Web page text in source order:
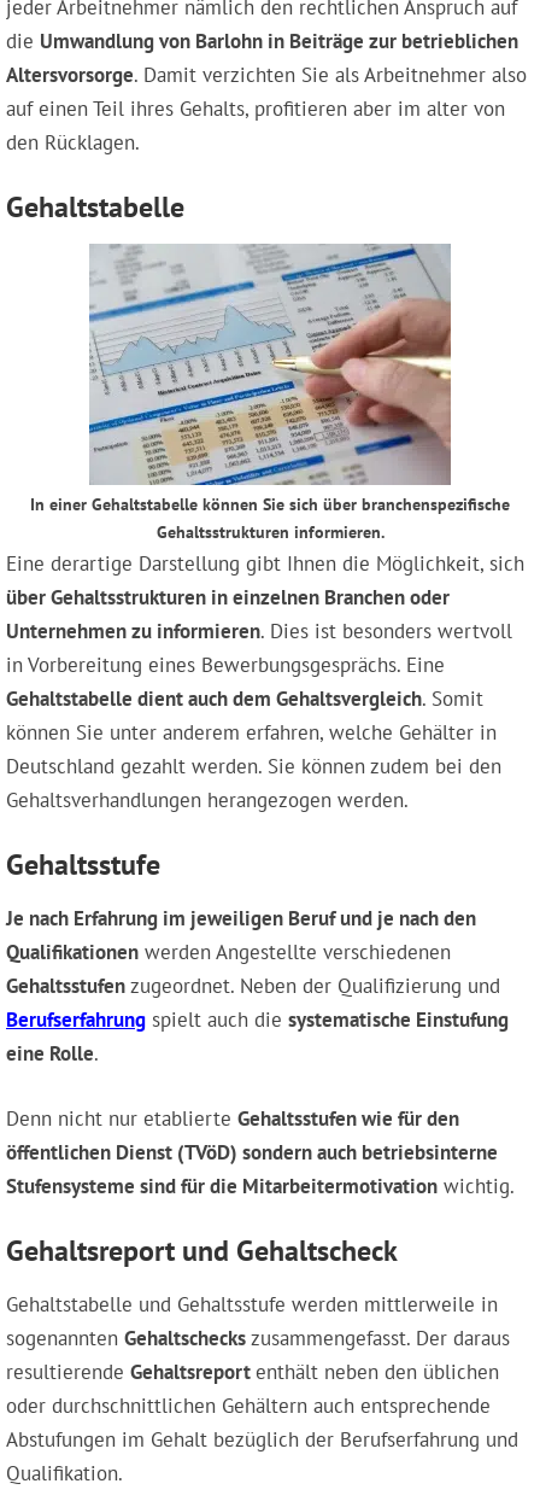
jeder Arbeitnehmer nämlich den rechtlichen Anspruch auf
die Umwandlung von Barlohn in Beiträge zur betrieblichen
Altersvorsorge. Damit verzichten Sie als Arbeitnehmer also
auf einen Teil ihres Gehalts, profitieren aber im alter von
den Rücklagen.
Gehaltstabelle
In einer Gehaltstabelle können Sie sich über branchenspezifische
Gehaltsstrukturen informieren.
Eine derartige Darstellung gibt Ihnen die Möglichkeit, sich
über Gehaltsstrukturen in einzelnen Branchen oder
Unternehmen zu informieren. Dies ist besonders wertvoll
in Vorbereitung eines Bewerbungsgesprächs. Eine
Gehaltstabelle dient auch dem Gehaltsvergleich. Somit
können Sie unter anderem erfahren, welche Gehälter in
Deutschland gezahlt werden. Sie können zudem bei den
Gehaltsverhandlungen herangezogen werden.
Gehaltsstufe
Je nach Erfahrung im jeweiligen Beruf und je nach den
Qualifikationen werden Angestellte verschiedenen
Gehaltsstufenzugeordnet. Neben der Qualifizierung und
Berufserfahrung spielt auch die systematische Einstufung
eine Rolle.
Denn nicht nur etablierte Gehaltsstufen wie für den
öffentlichen Dienst (TVöD) sondern auch betriebsinterne
Stufensysteme sind für die Mitarbeitermotivation wichtig.
Gehaltsreport und Gehaltscheck
Gehaltstabelle und Gehaltsstufe werden mittlerweile in
sogenannten Gehaltscheckszusammengefasst. Der daraus
resultierende Gehaltsreportenthält neben den üblichen
oder durchschnittlichen Gehältern auch entsprechende
Abstufungen im Gehalt bezüglich der Berufserfahrung und
Qualifikation.